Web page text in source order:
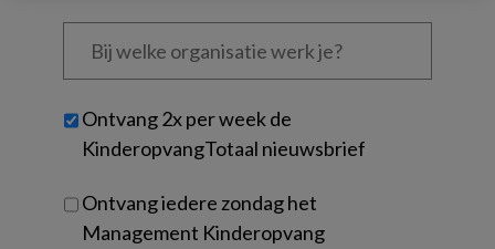
Bij
welke
je?
Untitled
Ontvang 2x per week de
KinderopvangTotaal nieuwsbrief
Ontvang iedere zondag het
Management Kinderopvang